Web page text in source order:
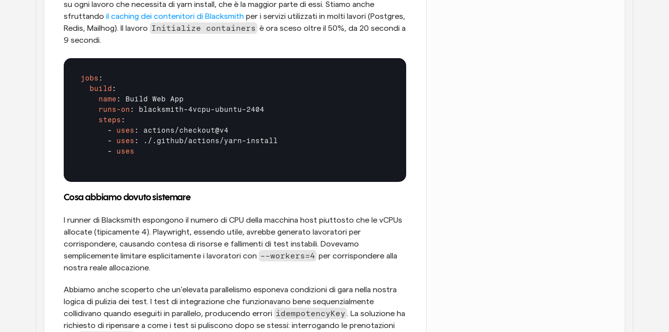
su ogni lavoro che necessita di yarn install, che è la maggior parte di essi. Stiamo anche
sfruttando il caching dei contenitori di Blacksmith per i servizi utilizzati in molti lavori (Postgres,
Redis, Mailhog). Il lavoro Initialize containers è ora sceso oltre il 50%, da 20 secondi a
9 secondi.
jobs
  build
    name
    runs-on
    steps
:
      -
uses : actions/checkout@v4
      -
uses : ./.github/actions/yarn-install
      -
uses
Cosa abbiamo dovuto sistemare
I runner di Blacksmith espongono il numero di CPU della macchina host piuttosto che le vCPUs
allocate (tipicamente 4). Playwright, essendo utile, avrebbe generato lavoratori per
corrispondere, causando contesa di risorse e fallimenti di test instabili. Dovevamo
semplicemente limitare esplicitamente i lavoratori con --workers=4 per corrispondere alla
nostra reale allocazione.
Abbiamo anche scoperto che un'elevata parallelismo esponeva condizioni di gara nella nostra
logica di pulizia dei test. I test di integrazione che funzionavano bene sequenzialmente
collidivano quando eseguiti in parallelo, producendo errori idempotencyKey . La soluzione ha
richiesto di ripensare a come i test si puliscono dopo se stessi: interrogando le prenotazioni